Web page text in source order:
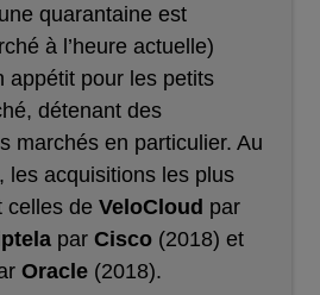
quarantaine est
à l’heure actuelle)
appétit pour les petits
détenant des
marchés en particulier. Au
les acquisitions les plus
celles de VeloCloud par
par Cisco (2018) et
Oracle (2018).